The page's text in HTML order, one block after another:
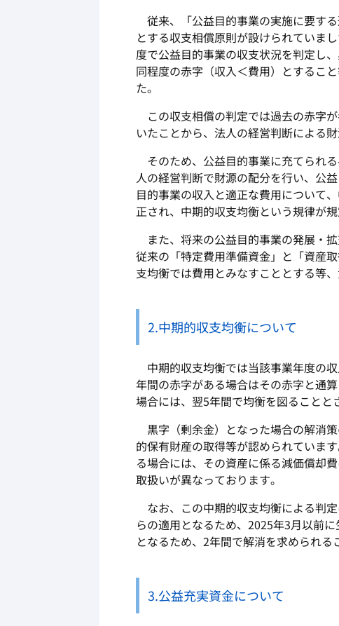
従来、「公益目的事業の実施に要す
とする収支相償原則が設けられていま
度で公益目的事業の収支状況を判定し
同程度の赤字（収入＜費用）とするこ
た。
この収支相償の判定では過去の赤字
いたことから、法人の経営判断による
そのため、公益目的事業に充てられ
人の経営判断で財源の配分を行い、公
目的事業の収入と適正な費用について
正され、中期的収支均衡という規律が規
また、将来の公益目的事業の発展・
従来の「特定費用準備資金」と「資産
支均衡では費用とみなすこととする等
2.中期的収支均衡について
中期的収支均衡では当該事業年度の
年間の赤字がある場合はその赤字と通
場合には、翌5年間で均衡を図ることと
黒字（剰余金）となった場合の解消
的保有財産の取得等が認められていま
る場合には、その資産に係る減価償却
取扱いが異なっております。
なお、この中期的収支均衡による判
らの適用となるため、2025年3月以前
となるため、2年間で解消を求められる
3.公益充実資金について